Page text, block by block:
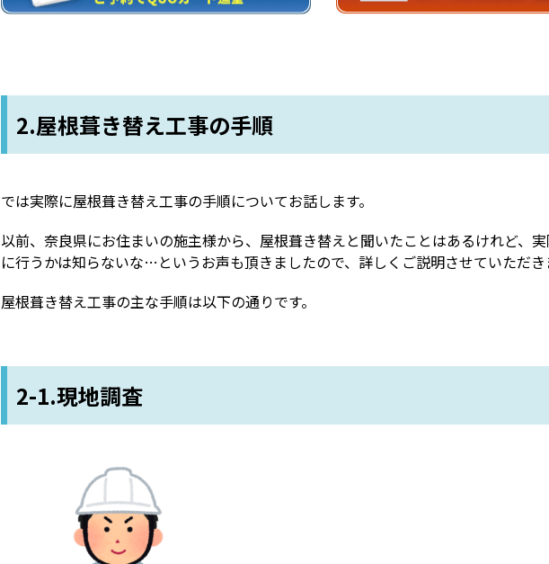
2.屋根葺き替え工事の手順
では実際に屋根葺き替え工事の手順についてお話します。
以前、奈良県にお住まいの施主様から、屋根葺き替えと聞いたことはあるけれど、
に行うかは知らないな…というお声も頂きましたので、詳しくご説明させていただき
屋根葺き替え工事の主な手順は以下の通りです。
2-1.現地調査